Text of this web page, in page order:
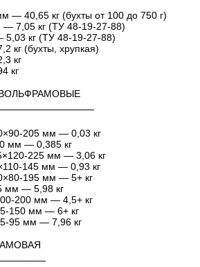
— 40,65 кг (бухты от 100 до 750 г)
7,05 кг (ТУ 48-19-27-88)
кг (ТУ 48-19-27-88)
кг (бухты, хрупкая)
кг
кг
205 мм — 0,03 кг
мм — 0,385 кг
225 мм — 3,06 кг
145 мм — 0,93 кг
195 мм — 5+ кг
мм — 5,98 кг
200 мм — 4,5+ кг
150 мм — 6+ кг
95 мм — 7,96 кг